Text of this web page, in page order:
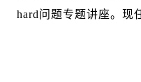
hard问题专题讲座。现